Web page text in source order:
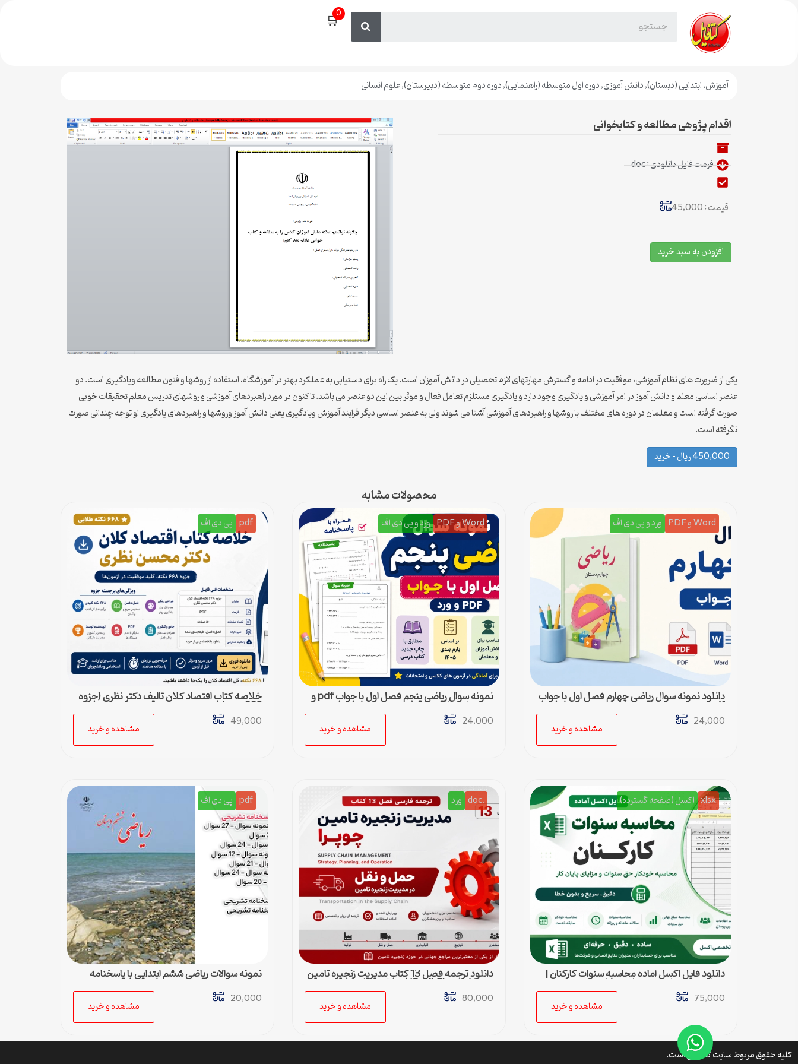
🛒0
آموزش,ابتدایی (دبستان),دانش آموزی,دوره اول متوسطه (راهنمایی),دوره دوم متوسطه (دبیرستان),علوم انسانی
اقدام پژوهی مطالعه و کتابخوانی
فرمت فایل دانلودی : doc
قیمت : 45,000
افزودن به سبد خرید
یکی از ضرورت های نظام آموزشی، موفقیت در ادامه و گسترش مهارتهای لازم تحصیلی در دانش آموزان است. یک راه برای دستیابی به عملکرد بهتر در آموزشگاه، استفاده از روشها و فنون مطالعه ویادگیری است. دو
عنصر اساسی معلم و دانش آموز در امر آموزشی و یادگیری وجود دارد و یادگیری مستلزم تعامل فعال و موثر بین این دو عنصر می باشد. تاکنون در مورد راهبردهای آموزشی و روشهای تدریس معلم تحقیقات خوبی
صورت گرفته است و معلمان در دوره های مختلف با روشها و راهبردهای آموزشی آشنا می شوند ولی به عنصر اساسی دیگر فرایند آموزش ویادگیری یعنی دانش آموز وروشها و راهبردهای یادگیری او توجه چندانی صورت
نگرفته است.
450,000 ریال – خرید
محصولات مشابه
Word و PDF ورد و پی دی اف
دانلود نمونه سوال ریاضی چهارم فصل اول با جواب
pdf و ورد
24,000
مشاهده و خرید
Word و PDF ورد و پی دی اف
نمونه سوال ریاضی پنجم فصل اول با جواب pdf و
ورد + پاسخنامه
24,000
مشاهده و خرید
pdf پی دی اف
خلاصه کتاب اقتصاد کلان تالیف دکتر نظری (جزوه
668 نکته)
49,000
مشاهده و خرید
xlsx اکسل (صفحه گسترده)
دانلود فایل اکسل آماده محاسبه سنوات کارکنان |
محاسبه خودکار حق سنوات و پایان کار
75,000
مشاهده و خرید
.doc ورد
دانلود ترجمه فصل 13 کتاب مدیریت زنجیره تامین
چوپرا (Sunil Chopra) | حمل و نقل در زنجیره
تامین
80,000
مشاهده و خرید
pdf پی دی اف
نمونه سوالات ریاضی ششم ابتدایی با پاسخنامه
تشریحی
20,000
مشاهده و خرید
کلیه حقوق مربوط سایت کتافایل است.